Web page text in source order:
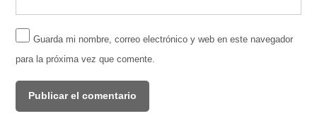
Guarda mi nombre, correo electrónico y web en este navegador
para la próxima vez que comente.